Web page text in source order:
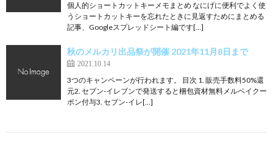
個人的ショートカットキーメモまとめ なにげに便利でよく使
うショートカットキーを忘れたときに見返すためにまとめる
記事、Googleスプレッドシート編です[…]
秋のメルカリ出品祭が開催 2021年11月8日まで
2021.10.14
3つのキャンペーンが行われます。 目次 1. 販売手数料50%還
元2. セブン-イレブンで発送すると梱包資材無料メルペイクー
ポン付与3. セブン-イレ[…]